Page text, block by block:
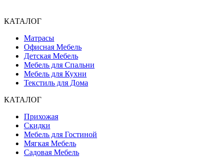
КАТАЛОГ
Матрасы
Офисная Мебель
Детская Мебель
Мебель для Спальни
Мебель для Кухни
Текстиль для Дома
КАТАЛОГ
Прихожая
Скидки
Мебель для Гостиной
Мягкая Мебель
Садовая Мебель